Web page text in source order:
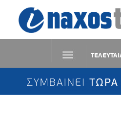
ΣΥΜΒΑΙΝΕΙ ΤΩΡΑ
μηχανική βλάβη έξω από